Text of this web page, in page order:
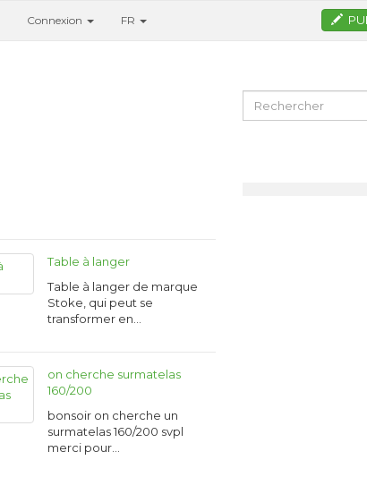
Connexion FR
Table à langer
Table à langer de marque
Stoke, qui peut se
transformer en…
on cherche surmatelas
160/200
bonsoir on cherche un
surmatelas 160/200 svpl
merci pour…